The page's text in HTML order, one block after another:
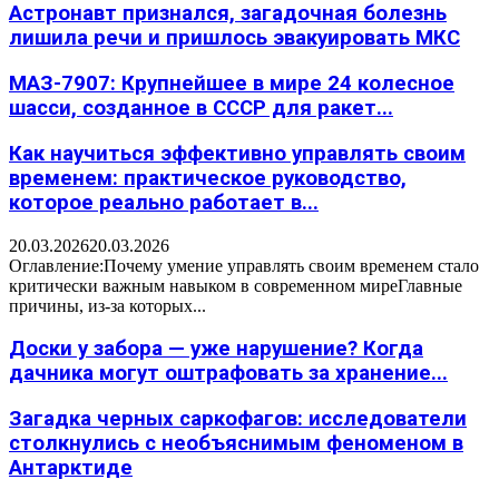
Астронавт признался, загадочная болезнь
лишила речи и пришлось эвакуировать МКС
МАЗ-7907: Крупнейшее в мире 24 колесное
шасси, созданное в СССР для ракет...
Как научиться эффективно управлять своим
временем: практическое руководство,
которое реально работает в...
20.03.202620.03.2026
Оглавление:Почему умение управлять своим временем стало
критически важным навыком в современном миреГлавные
причины, из-за которых...
Доски у забора — уже нарушение? Когда
дачника могут оштрафовать за хранение...
Загадка черных саркофагов: исследователи
столкнулись с необъяснимым феноменом в
Антарктиде